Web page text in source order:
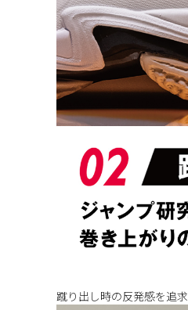
蹴り出し時の反発感を追求